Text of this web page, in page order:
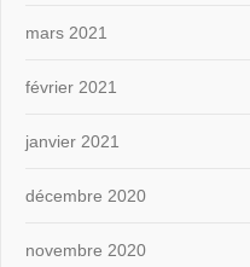
mars 2021
février 2021
janvier 2021
décembre 2020
novembre 2020